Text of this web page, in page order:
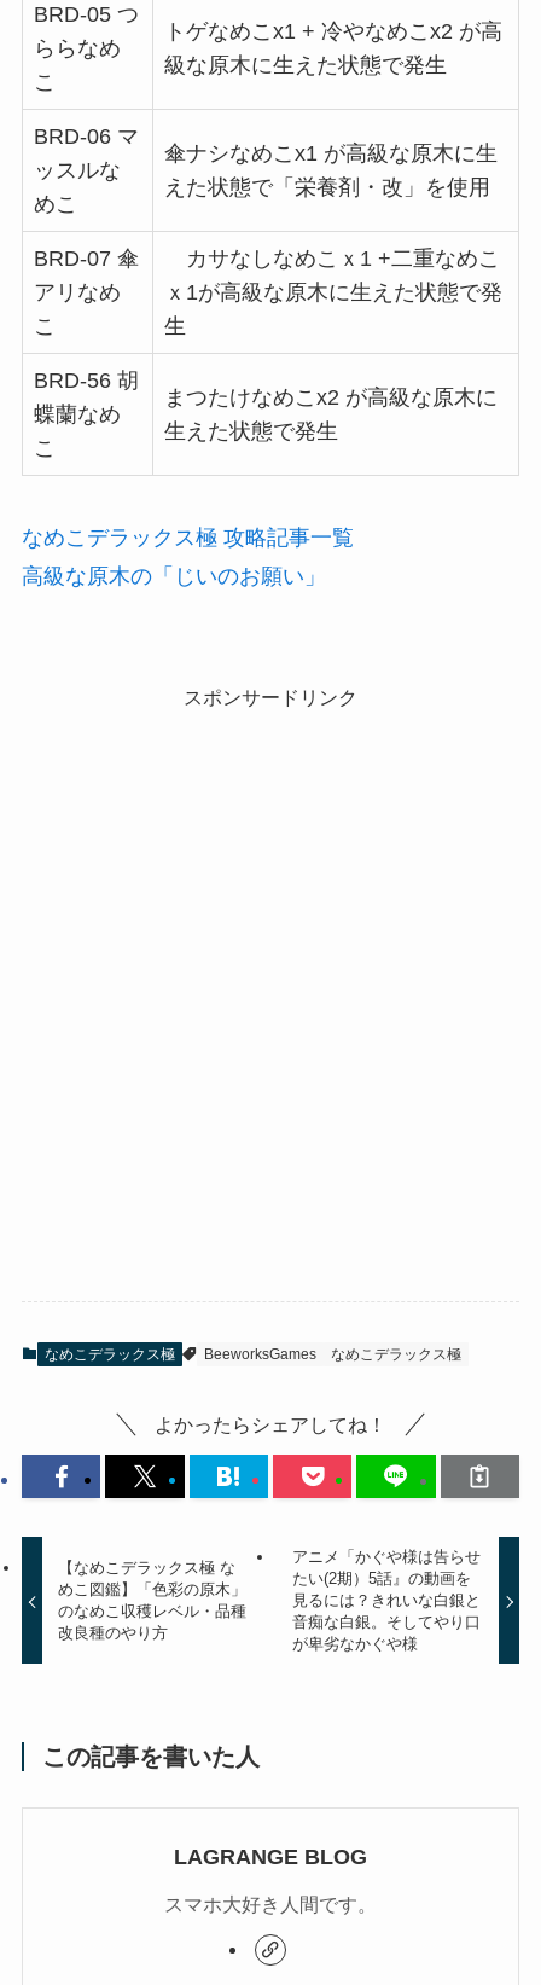
BRD-05 つ
ららなめ
こ
トゲなめこx1 + 冷やなめこx2 が高
級な原木に生えた状態で発生
BRD-06 マ
ッスルな
めこ
傘ナシなめこx1 が高級な原木に生
えた状態で「栄養剤・改」を使用
BRD-07 傘
アリなめ
こ
カサなしなめこｘ1 +二重なめこ
ｘ1が高級な原木に生えた状態で発
生
BRD-56 胡
蝶蘭なめ
こ
まつたけなめこx2 が高級な原木に
生えた状態で発生
なめこデラックス極 攻略記事一覧
高級な原木の「じいのお願い」
スポンサードリンク
なめこデラックス極 BeeworksGames なめこデラックス極
よかったらシェアしてね！
【なめこデラックス極 な
めこ図鑑】「色彩の原木」
のなめこ収穫レベル・品種
改良種のやり方
アニメ「かぐや様は告らせ
たい(2期）5話』の動画を
見るには？きれいな白銀と
音痴な白銀。そしてやり口
が卑劣なかぐや様
この記事を書いた人
LAGRANGE BLOG
スマホ大好き人間です。